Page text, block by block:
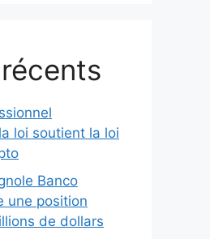
loi soutient la loi
Banco
une position
de dollars